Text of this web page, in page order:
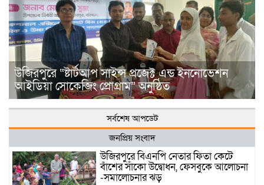
উজিরপুরে “ষ্টার্টআপ সাইন্স প্রজেক্ট এন্ড ইননোভেশন
আইডিয়া সোকেজিং প্রোগ্রাম” অনুষ্ঠিত
সর্বশেষ আপডেট
জনপ্রিয় সংবাদ
উজিরপুরে বিএনপি নেতার ফিতা কেটে
বাঁশের সাঁকো উদ্বোধন, ফেসবুকে আলোচনা
-সমালোচনার ঝড়